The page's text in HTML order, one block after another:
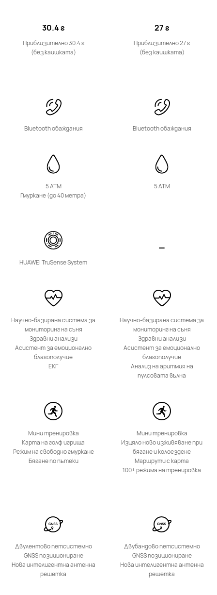
HUAWEI WATCH D2
HUAWEI Band 11
Научи повече
HUAWEI Band 10
30.4 г
Приблизително 30.4 г
(без каишката)
Bluetooth обаждания
5 ATM
Гмуркане (до 40 метра)
HUAWEI TruSense System
Научно-базирана система за
мониторинг на съня
Здравни анализи
Асистент за емоционално
благополучие
ЕКГ
Мини тренировка
Карта на голф игрища
Режим на свободно гмуркане
Бягане по пътеки
Двулентово петсистемно
GNSS позициониране
Нова интелигентна антенна
решетка
27 г
Приблизително 27 г
(без каишката)
Bluetooth обаждания
5 ATM
Научно-базирана система за
мониторинг на съня
Здравни анализи
Асистент за емоционално
благополучие
Анализ на аритмия на
пулсовата вълна
Мини тренировка
Изцяло ново изживяване при
бягане и колоездене
Маршрути с карта
100+ режима на тренировка
Двубандово петсистемно
GNSS позициониране
Нова интелигентна антенна
решетка